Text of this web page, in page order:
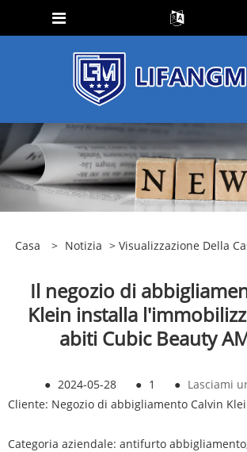
Casa > Notizia > Visualizzazione Della
Il negozio di
Klein installa
abiti Cubic Beauty
● 2024-05-28 ● 1 ● Lasciami
Cliente: Negozio di abbigliamento Calvin
Categoria aziendale: antifurto